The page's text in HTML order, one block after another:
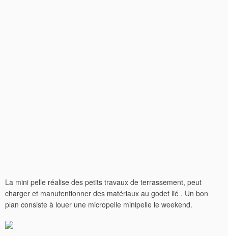
La mini pelle réalise des petits travaux de terrassement, peut
charger et manutentionner des matériaux au godet lié . Un bon
plan consiste à louer une micropelle minipelle le weekend.